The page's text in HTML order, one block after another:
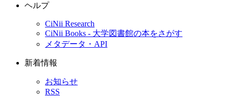
ヘルプ
CiNii Research
CiNii Books - 大学図書館の本をさがす
メタデータ・API
新着情報
お知らせ
RSS